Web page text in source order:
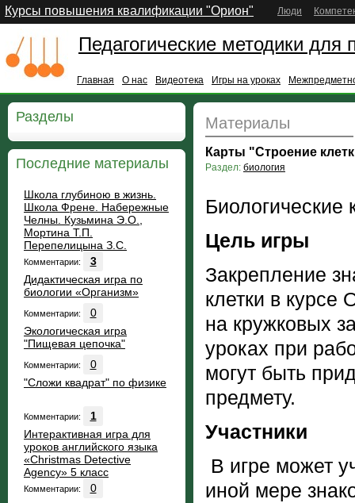
Курсы повышения квалификации "Орион" Люди
Педагогические методики для
Главная О нас Видеотека Игры на уроках
Разделы
Последние материалы
Школа глубиною в жизнь.
Школа Френе. Набережные
Челны. Кузьмина Э.О.,
Мортина Т.П.
Перепелицына З.С.
Комментарии:
3
Дидактическая игра по
биологии «Организм»
Комментарии:
0
Экологическая игра
"Пищевая цепочка"
Комментарии:
0
"Сложи квадрат" по физике
Комментарии:
1
Интерактивная игра для
уроков английского языка
«Christmas Detective
Agency» 5 класс
Комментарии: 0
Материалы
Карты "Строение
Раздел: биология
Биологические
Цель игры
Закрепление
клетки в
на кружковых
уроках при
могут быть
предмету.
Участники
В игре может
иной мере